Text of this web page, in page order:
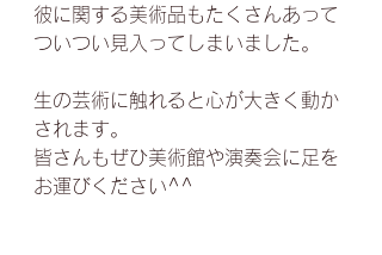
彼に関する美術品もたくさんあって
ついつい見入ってしまいました。
生の芸術に触れると心が大きく動か
されます。
皆さんもぜひ美術館や演奏会に足を
お運びください^^